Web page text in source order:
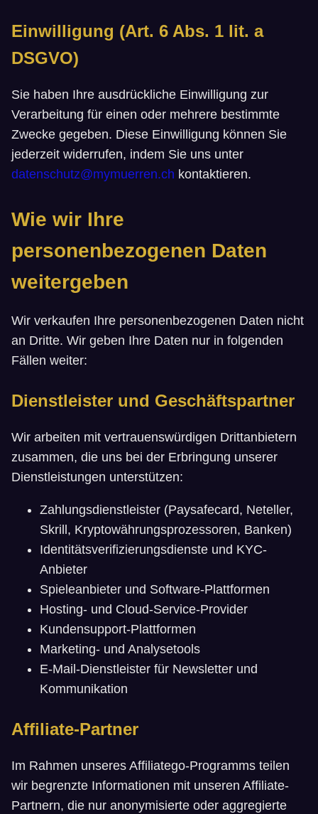
Einwilligung (Art. 6 Abs. 1 lit. a
DSGVO)
Sie haben Ihre ausdrückliche Einwilligung zur
Verarbeitung für einen oder mehrere bestimmte
Zwecke gegeben. Diese Einwilligung können Sie
jederzeit widerrufen, indem Sie uns unter
datenschutz@mymuerren.ch kontaktieren.
Wie wir Ihre
personenbezogenen Daten
weitergeben
Wir verkaufen Ihre personenbezogenen Daten nicht
an Dritte. Wir geben Ihre Daten nur in folgenden
Fällen weiter:
Dienstleister und Geschäftspartner
Wir arbeiten mit vertrauenswürdigen Drittanbietern
zusammen, die uns bei der Erbringung unserer
Dienstleistungen unterstützen:
Zahlungsdienstleister (Paysafecard, Neteller,
Skrill, Kryptowährungsprozessoren, Banken)
Identitätsverifizierungsdienste und KYC-
Anbieter
Spieleanbieter und Software-Plattformen
Hosting- und Cloud-Service-Provider
Kundensupport-Plattformen
Marketing- und Analysetools
E-Mail-Dienstleister für Newsletter und
Kommunikation
Affiliate-Partner
Im Rahmen unseres Affiliatego-Programms teilen
wir begrenzte Informationen mit unseren Affiliate-
Partnern, die nur anonymisierte oder aggregierte